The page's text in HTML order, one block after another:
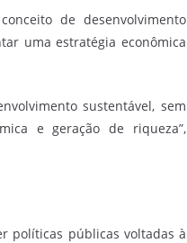
de desenvolvimento
uma estratégia econômica
sustentável, sem
e geração de riqueza”,
políticas públicas voltadas à